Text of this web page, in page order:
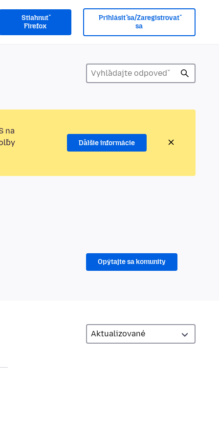
Stiahnuť
Firefox
Prihlásiť sa/Zaregistrovať
sa
na
Ďalšie informácie
Opýtajte sa komunity